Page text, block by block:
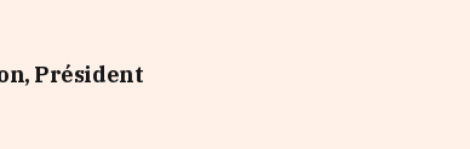
Président